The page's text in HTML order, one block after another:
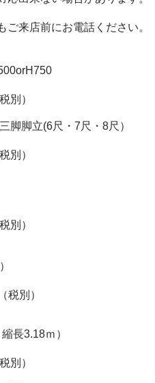
ご来店前にお電話ください。
別）
脚脚立(6尺・7尺・8尺）
別）
別）
税別）
長3.18ｍ）
別）